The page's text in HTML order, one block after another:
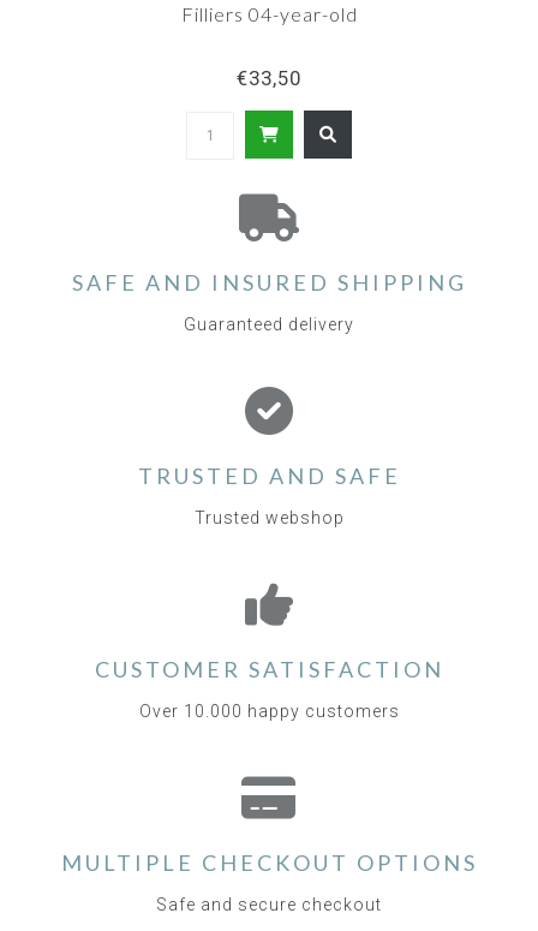
Filliers 04-year-old
€33,50
SAFE AND INSURED SHIPPING
Guaranteed delivery
TRUSTED AND SAFE
Trusted webshop
CUSTOMER SATISFACTION
Over 10.000 happy customers
MULTIPLE CHECKOUT OPTIONS
Safe and secure checkout